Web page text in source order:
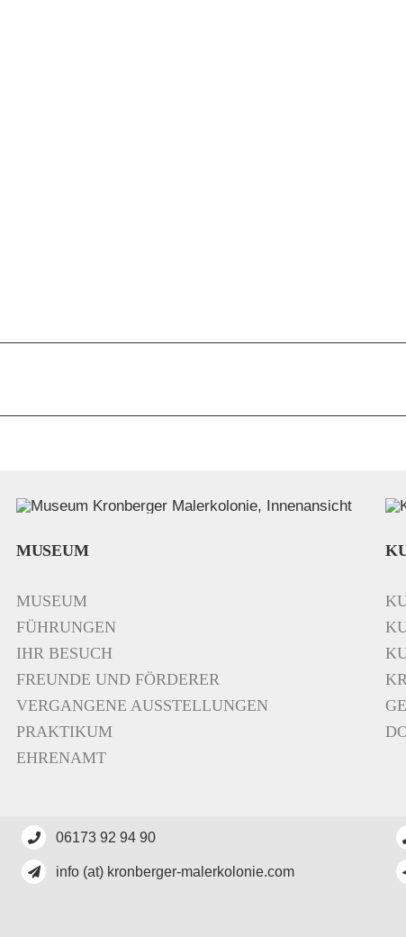
MUSEUM
MUSEUM
FÜHRUNGEN
IHR BESUCH
FREUNDE UND FÖRDERER
VERGANGENE AUSSTELLUNGEN
PRAKTIKUM
EHRENAMT
06173 92 94 90
info (at) kronberger-malerkolonie.com